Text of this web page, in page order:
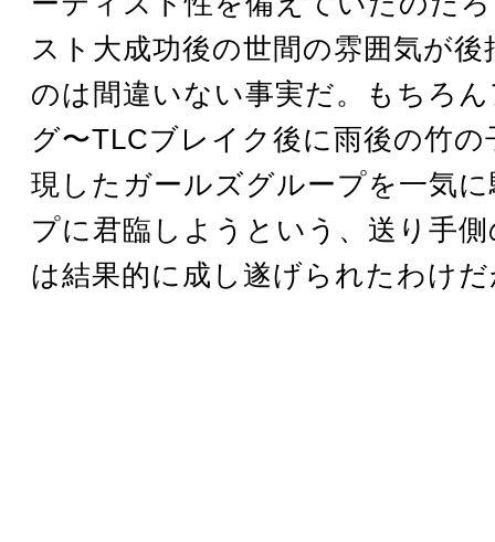
スト大成功後の世間の雰囲気が
のは間違いない事実だ。もちろ
グ〜TLCブレイク後に雨後の竹
現したガールズグループを一気
プに君臨しようという、送り手
は結果的に成し遂げられたわけ